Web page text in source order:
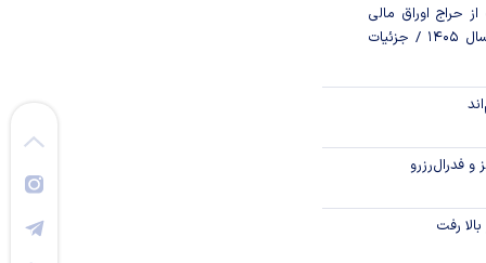
حراج اوراق مالی
اسلامی دولتی در سال ۱۴۰۵ / جزئیات
و فدرال‌رزرو
رفت